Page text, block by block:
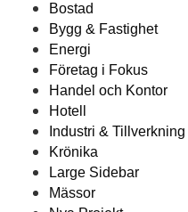
Bostad
Bygg & Fastighet
Energi
Företag i Fokus
Handel och Kontor
Hotell
Industri & Tillverkning
Krönika
Large Sidebar
Mässor